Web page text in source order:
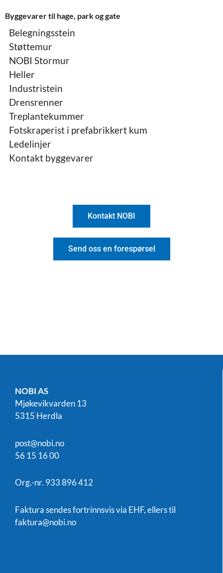
Byggevarer til hage, park og gate
Belegningsstein
Støttemur
NOBI Stormur
Heller
Industristein
Drensrenner
Treplantekummer
Fotskraperist i prefabrikkert kum
Ledelinjer
Kontakt byggevarer
Kontakt NOBI
Send oss en forespørsel
NOBI AS
Mjøkevikvarden 13
5315 Herdla
post@nobi.no
56 15 16 00
Org.-nr. 933 896 412
Faktura sendes fortrinnsvis via EHF, ellers til
faktura@nobi.no